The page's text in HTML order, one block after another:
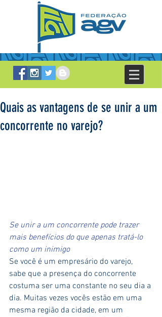
Quais as vantagens de se unir a um
concorrente no varejo?
Se unir a um concorrente pode trazer
mais benefícios do que apenas tratá-lo
como um inimigo
Se você é um empresário do varejo,
sabe que a presença do concorrente
costuma ser uma constante no seu dia a
dia. Muitas vezes vocês estão em uma
mesma região da cidade, em um